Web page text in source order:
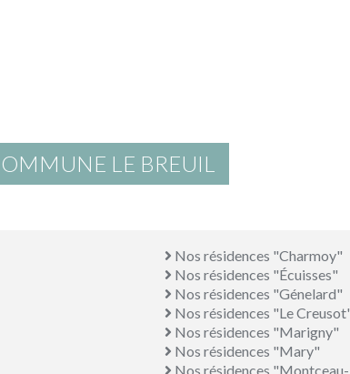
LE BREUIL
Nos résidences "Charmoy"
Nos résidences "Écuisses"
Nos résidences "Génelard"
Nos résidences "Le
Nos résidences "Marigny"
Nos résidences "Mary"
Nos résidences